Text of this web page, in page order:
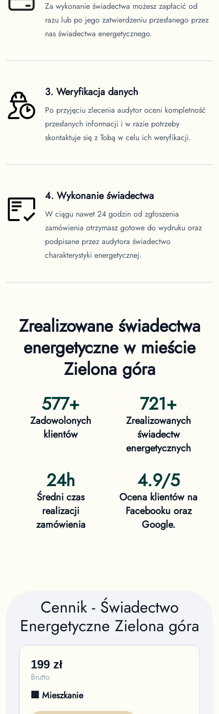
Za wykonanie świadectwa możesz zapłacić od
razu lub po jego zatwierdzeniu przesłanego przez
nas świadectwa energetycznego.
3. Weryfikacja danych
Po przyjęciu zlecenia audytor oceni kompletność
przesłanych informacji i w razie potrzeby
skontaktuje się z Tobą w celu ich weryfikacji.
4. Wykonanie świadectwa
W ciągu nawet 24 godzin od zgłoszenia
zamówienia otrzymasz gotowe do wydruku oraz
podpisane przez audytora świadectwo
charakterystyki energetycznej.
Zrealizowane świadectwa
energetyczne w mieście
Zielona góra
577+
Zadowolonych
klientów
721+
Zrealizowanych
świadectw
energetycznych
24h
Średni czas
realizacji
zamówienia
4.9/5
Ocena klientów na
Facebooku oraz
Google.
Cennik - Świadectwo
Energetyczne Zielona góra
199 zł
Brutto
🏢 Mieszkanie